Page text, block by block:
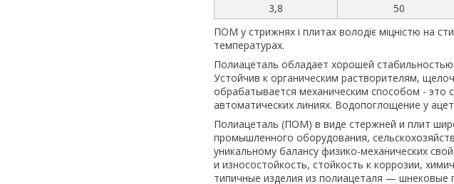
3,8
50
ПОМ у стрижнях і плитах володіє міцністю на
температурах.
Полиацеталь обладает хорошей
Устойчив к органическим растворителям,
обрабатывается механическим способом - это
автоматических линиях. Водопоглощение у
Полиацеталь (ПОМ) в виде стержней и плит
промышленного оборудования,
уникальному балансу физико-механических
и износостойкость, стойкость к коррозии,
типичные изделия из полиацеталя —